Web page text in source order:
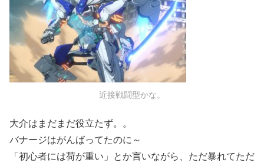
近接戦闘型かな。
大介はまだまだ役立たず。。
バナージはがんばってたのに～
「初心者には荷が重い」とか言いながら、ただ暴れてただ